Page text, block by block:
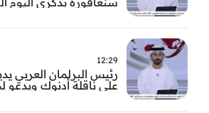
12:29
رئيس البرلمان العربي
على ناقلة أدنوك ويدعو